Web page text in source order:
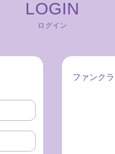
ログイン
ファンク